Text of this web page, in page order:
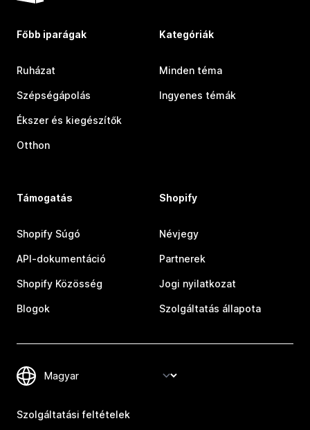
Főbb iparágak
Ruházat
Szépségápolás
Ékszer és kiegészítők
Otthon
Kategóriák
Minden téma
Ingyenes témák
Támogatás
Shopify Súgó
API-dokumentáció
Shopify Közösség
Blogok
Shopify
Névjegy
Partnerek
Jogi nyilatkozat
Szolgáltatás állapota
Szolgáltatási feltételek